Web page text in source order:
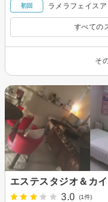
初回 ラメラフェイス
すべての
そ
エステスタジオ＆カ
3.0
(1件)